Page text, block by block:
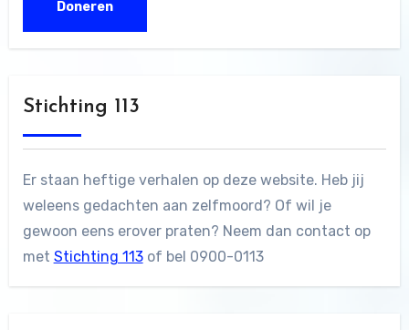
Stichting 113
Er staan heftige verhalen op deze website. Heb jij
weleens gedachten aan zelfmoord? Of wil je
gewoon eens erover praten? Neem dan contact op
met Stichting 113of bel 0900-0113